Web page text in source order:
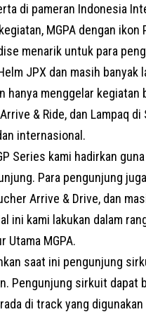
di pameran Indonesia
MGPA dengan ikon
menarik untuk para
JPX dan masih banyak
hanya menggelar
& Ride, dan Lampaq
internasional.
Series kami hadirkan
Para pengunjung
Arrive & Drive, dan
ini kami lakukan dalam
Utama MGPA.
saat ini pengunjung
Pengunjung sirkuit
di track yang